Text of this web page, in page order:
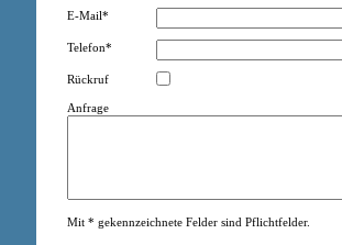
E-Mail*
Telefon*
Rückruf
Anfrage
Mit * gekennzeichnete Felder sind Pflichtfelder.